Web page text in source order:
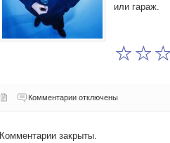
или гараж.
Комментарии отключены
Комментарии закрыты.